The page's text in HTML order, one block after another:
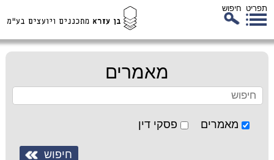
תפריט חיפוש
מאמרים
מאמרים פסקי דין